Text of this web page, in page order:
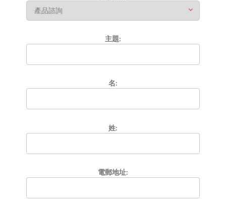
主題:
名:
姓:
電郵地址: